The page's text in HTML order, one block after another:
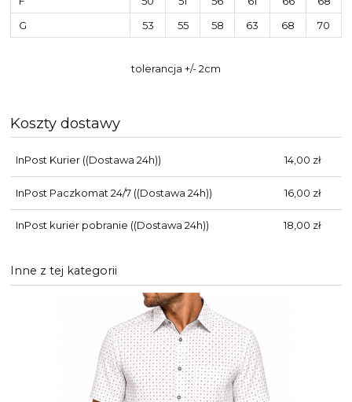
G
53 55 58 63 68 70
tolerancja +/- 2cm
Koszty dostawy
InPost Kurier ((Dostawa 24h)) 14,00 zł
InPost Paczkomat 24/7((Dostawa 24h)) 16,00 zł
InPost kurier pobranie ((Dostawa 24h)) 18,00 zł
Inne z tej kategorii